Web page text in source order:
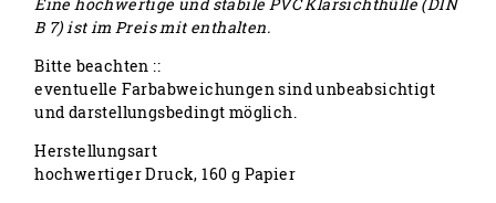
B 7) ist im Preis mit enthalten.
Bitte beachten ::
eventuelle Farbabweichungen sind unbeabsichtigt
und darstellungsbedingt möglich.
Herstellungsart
hochwertiger Druck, 160 g Papier